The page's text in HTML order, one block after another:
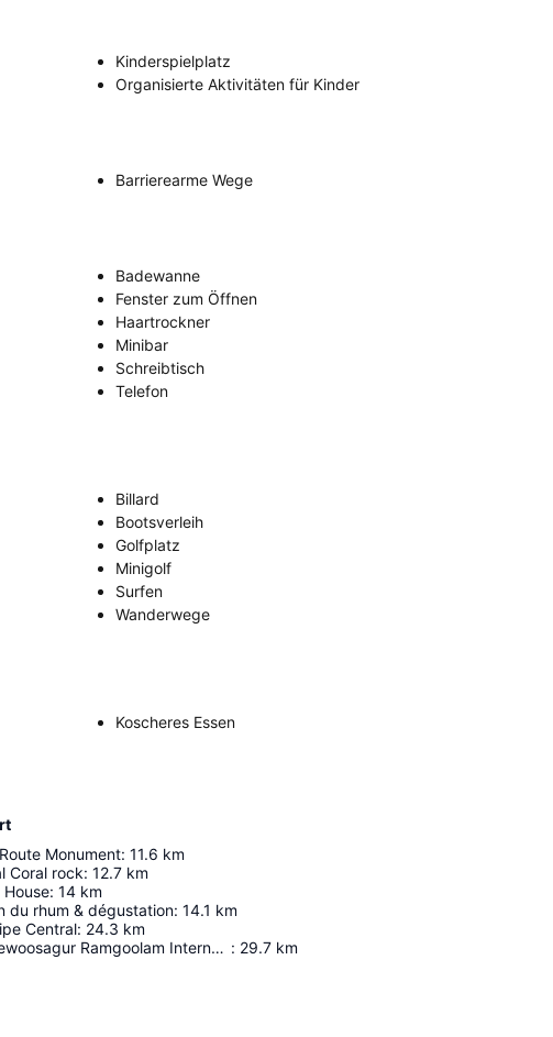
Kinderspielplatz
Organisierte Aktivitäten für Kinder
Barrierearme Wege
Badewanne
Fenster zum Öffnen
Haartrockner
Minibar
Schreibtisch
Telefon
Billard
Bootsverleih
Golfplatz
Minigolf
Surfen
Wanderwege
Koscheres Essen
Monument: 11.6 km
Coral rock: 12.7 km
House: 14 km
du rhum & dégustation: 14.1 km
Central: 24.3 km
Sir Seewoosagur Ramgoolam International Airport : 29.7 km